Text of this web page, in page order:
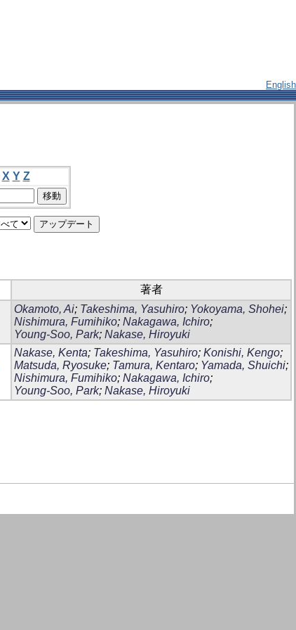
English
X Y Z
著者
Okamoto, Ai; Takeshima, Yasuhiro; Yokoyama, Shohei;
Nishimura, Fumihiko; Nakagawa, Ichiro;
Young-Soo, Park; Nakase, Hiroyuki
Nakase, Kenta; Takeshima, Yasuhiro; Konishi, Kengo;
Matsuda, Ryosuke; Tamura, Kentaro; Yamada, Shuichi;
Nishimura, Fumihiko; Nakagawa, Ichiro;
Young-Soo, Park; Nakase, Hiroyuki